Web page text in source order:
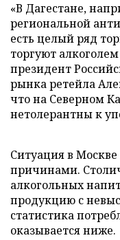
«В Дагестане,
региональной
есть целый ряд
торгуют
президент
рынка ретейла
что на Северном
нетолерантны к
Ситуация в
причинами.
алкогольных
продукцию с
статистика
оказывается ниже.